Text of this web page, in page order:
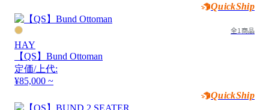
QuickShip
全1商品
HAY
【QS】Bund Ottoman
定価/上代:
¥85,000 ~
QuickShip